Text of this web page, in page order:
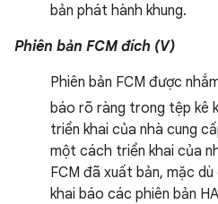
bản phát hành khung.
Phiên bản FCM đích (V)
Phiên bản FCM được
báo rõ ràng trong tệp kê
triển khai của nhà cung
một cách triển khai của
FCM đã xuất bản, mặc
khai báo các phiên bản